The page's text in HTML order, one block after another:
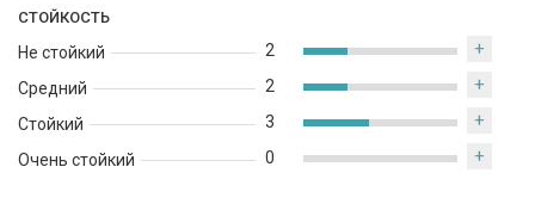
СТОЙКОСТЬ
Не стойкий
Средний
Стойкий
Очень стойкий
2 +
2 +
3 +
0 +